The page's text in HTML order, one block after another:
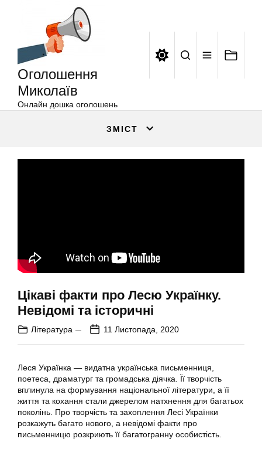
Оголошення
Миколаїв
Онлайн дошка оголошень
ЗМІСТ
Цікаві факти про Лесю Українку.
Невідомі та історичні
Література 11 Листопада, 2020
Леся Українка — видатна українська письменниця,
поетеса, драматург та громадська діячка. Її творчість
вплинула на формування національної літератури, а її
життя та кохання стали джерелом натхнення для багатьох
поколінь. Про творчість та захоплення Лесі Українки
розкажуть багато нового, а невідомі факти про
письменницю розкриють її багатогранну особистість.